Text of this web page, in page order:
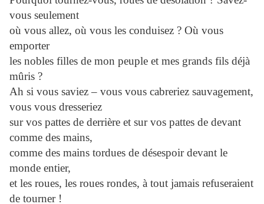
vous seulement
où vous allez, où vous les conduisez ? Où vous
emporter
les nobles filles de mon peuple et mes grands fils déjà
mûris ?
Ah si vous saviez – vous vous cabreriez sauvagement,
vous vous dresseriez
sur vos pattes de derrière et sur vos pattes de devant
comme des mains,
comme des mains tordues de désespoir devant le
monde entier,
et les roues, les roues rondes, à tout jamais refuseraient
de tourner !